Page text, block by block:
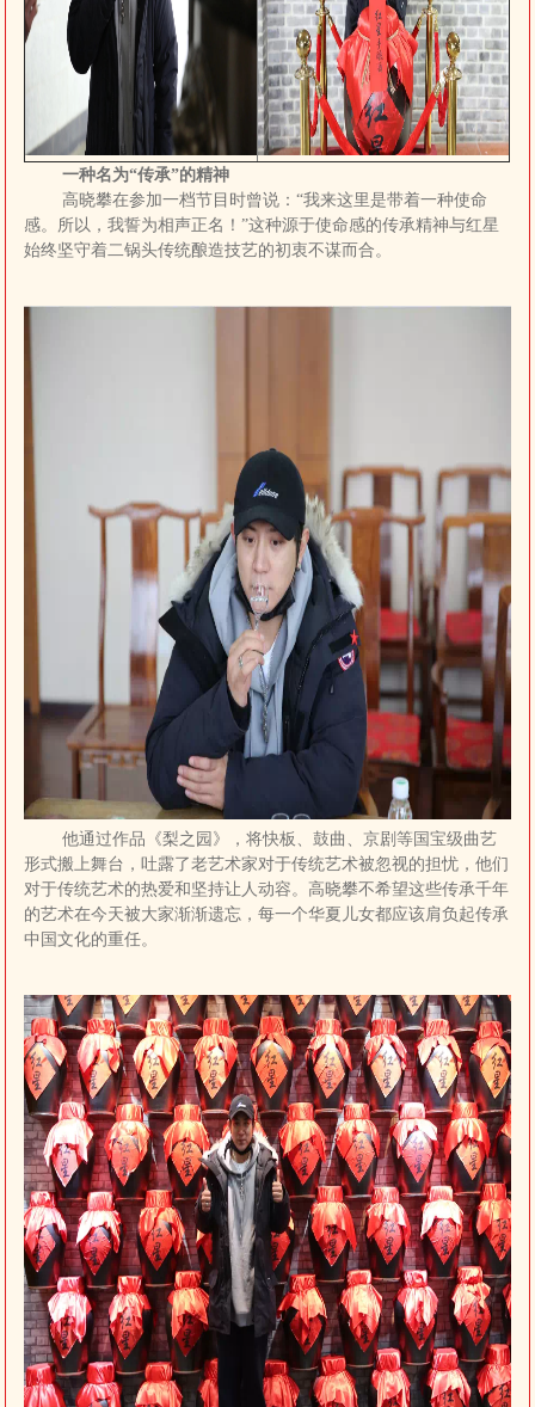
一种名为“传承”的精神
高晓攀在参加一档节目时曾说：“我来这里是带着一种使命
感。所以，我誓为相声正名！”这种源于使命感的传承精神与红星
始终坚守着二锅头传统酿造技艺的初衷不谋而合。
他通过作品《梨之园》，将快板、鼓曲、京剧等国宝级曲艺
形式搬上舞台，吐露了老艺术家对于传统艺术被忽视的担忧，他们
对于传统艺术的热爱和坚持让人动容。高晓攀不希望这些传承千年
的艺术在今天被大家渐渐遗忘，每一个华夏儿女都应该肩负起传承
中国文化的重任。